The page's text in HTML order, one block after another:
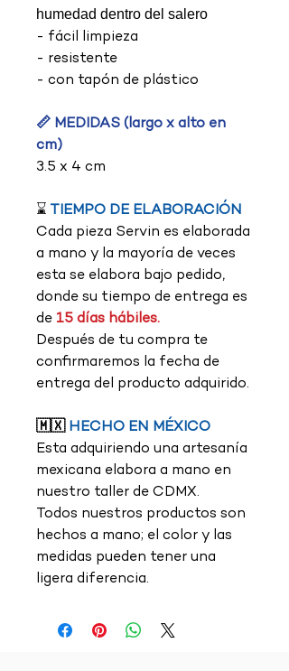
humedad dentro del salero
- fácil limpieza
- resistente
- con tapón de plástico
📏 MEDIDAS (largo x alto en
cm)
3.5 x 4 cm
⌛ TIEMPO DE ELABORACIÓN
Cada pieza Servin es elaborada
a mano y la mayoría de veces
esta se elabora bajo pedido,
donde su tiempo de entrega es
de 15 días hábiles.
Después de tu compra te
confirmaremos la fecha de
entrega del producto adquirido.
🇲🇽 HECHO EN MÉXICO
Esta adquiriendo una artesanía
mexicana elabora a mano en
nuestro taller de CDMX.
Todos nuestros productos son
hechos a mano; el color y las
medidas pueden tener una
ligera diferencia.